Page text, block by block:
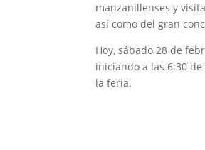
manzanillenses y
así como del gran
Hoy, sábado 28 de
iniciando a las 6:30
la feria.